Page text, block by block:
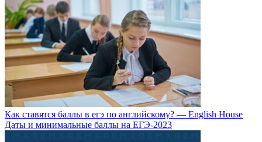
Как ставятся баллы в егэ по английскому? — English House
Даты и минимальные баллы на ЕГЭ-2023